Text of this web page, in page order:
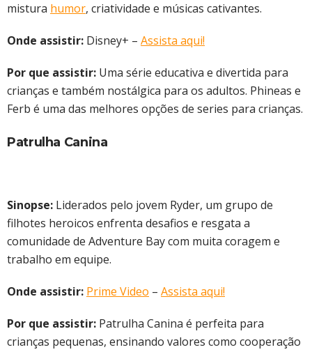
mistura humor, criatividade e músicas cativantes.
Onde assistir: Disney+ – Assista aqui!
Por que assistir: Uma série educativa e divertida para
crianças e também nostálgica para os adultos. Phineas e
Ferb é uma das melhores opções de series para crianças.
Patrulha Canina
Sinopse: Liderados pelo jovem Ryder, um grupo de
filhotes heroicos enfrenta desafios e resgata a
comunidade de Adventure Bay com muita coragem e
trabalho em equipe.
Onde assistir: Prime Video – Assista aqui!
Por que assistir: Patrulha Canina é perfeita para
crianças pequenas, ensinando valores como cooperação